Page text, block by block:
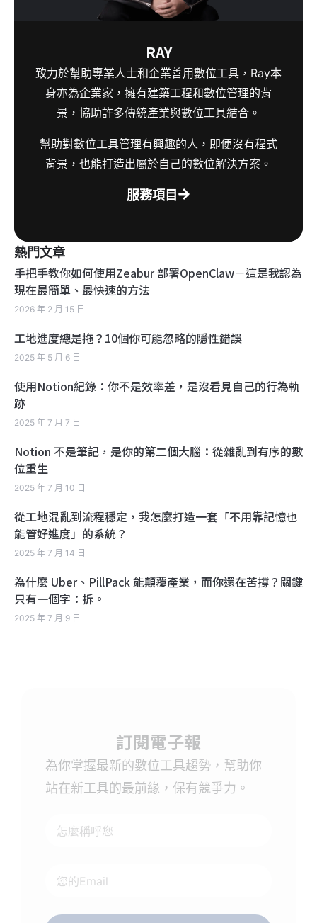
RAY
致力於幫助專業人士和企業善用數位工具，Ray本
身亦為企業家，擁有建築工程和數位管理的背
景，協助許多傳統產業與數位工具結合。
幫助對數位工具管理有興趣的人，即便沒有程式
背景，也能打造出屬於自己的數位解決方案。
服務項目
熱門文章
手把手教你如何使用Zeabur 部署OpenClaw－這是我認為
現在最簡單、最快速的方法
2026 年 2 月 15 日
工地進度總是拖？10個你可能忽略的隱性錯誤
2025 年 5 月 6 日
使用Notion紀錄：你不是效率差，是沒看見自己的行為軌
跡
2025 年 7 月 7 日
Notion 不是筆記，是你的第二個大腦：從雜亂到有序的數
位重生
2025 年 7 月 10 日
從工地混亂到流程穩定，我怎麼打造一套「不用靠記憶也
能管好進度」的系統？
2025 年 7 月 14 日
為什麼 Uber、PillPack 能顛覆產業，而你還在苦撐？關鍵
只有一個字：拆。
2025 年 7 月 9 日
訂閱電子報
為你掌握最新的數位工具趨勢，幫助你
站在新工具的最前緣，保有競爭力。